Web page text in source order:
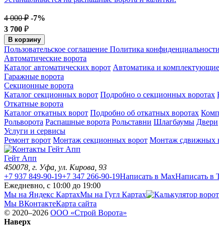
4 000 ₽ -7%
3 700 ₽
В корзину
Пользовательское соглашение Политика конфиденциальности
Автоматические ворота
Каталог автоматических ворот Автоматика и комплектующие
Гаражные ворота
Секционные ворота
Каталог секционных ворот Подробно о секционных воротах
Откатные ворота
Каталог откатных ворот Подробно об откатных воротах
Рольворота Распашные ворота Рольставни Шлагбаумы Двери
Услуги и сервисы
Ремонт ворот Монтаж секционных ворот Монтаж сдвижных
Гейт Апп
450078 , г. Уфа ул. Кирова, 93
+7 937 849-90-19+7 347 266-90-19Написать в MaxНаписать в
Ежедневно, с 10:00 до 19:00
Мы на Яндекс КартахМы на Гугл Картах
Мы ВКонтактеКарта сайта
© 2020–2026 OOO «Строй Ворота»
Наверх